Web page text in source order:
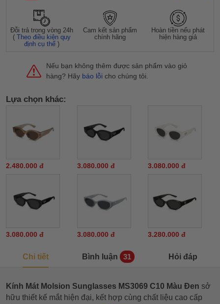
Đỗi trả trong vòng 24h
(Theo điều kiện quy
định cụ thể )
Cam kết sản phẩm
chính hãng
Hoàn tiền nếu phát
hiện hàng giả
Nếu bạn không thêm được sản phẩm vào giỏ
hàng? Hãy báo lỗi cho chúng tôi.
Lựa chọn khác:
2.480.000 đ 3.080.000 đ 3.080.000 đ
3.080.000 đ 3.080.000 đ 3.280.000 đ
Chi tiết Bình luận 31 Hỏi đáp
Kính Mát Molsion Sunglasses MS3069 C10 Màu Đen sở
hữu thiết kế mắt hiện đại, kết hợp cùng chất liệu cao cấp